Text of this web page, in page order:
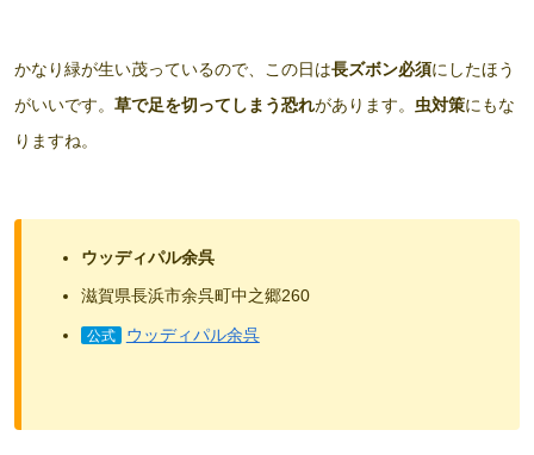
かなり緑が生い茂っているので、この日は長ズボン必須にしたほう
がいいです。 草で足を切ってしまう恐れがあります。 虫対策にもな
りますね。
ウッディパル余呉
滋賀県長浜市余呉町中之郷260
公式 ウッディパル余呉